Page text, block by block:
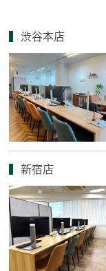
渋谷本店
新宿店